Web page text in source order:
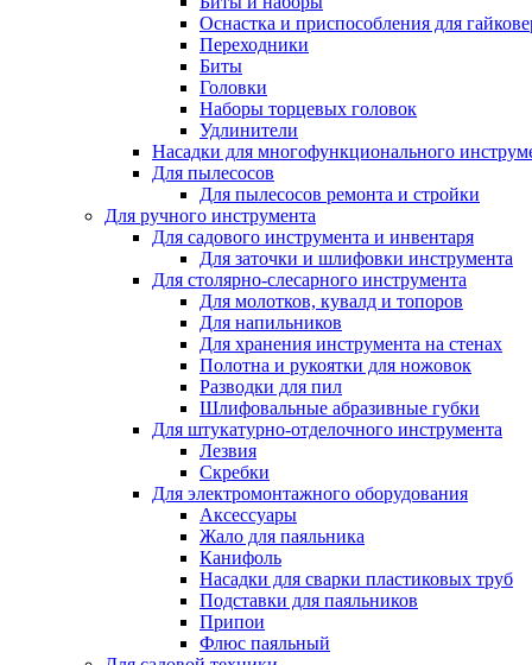
Оснастка и приспособления для
Переходники
Биты
Головки
Наборы торцевых головок
Удлинители
Насадки для многофункционального
Для пылесосов
Для пылесосов ремонта и стройки
Для ручного инструмента
Для садового инструмента и инвентаря
Для заточки и шлифовки инструмента
Для столярно-слесарного инструмента
Для молотков, кувалд и топоров
Для напильников
Для хранения инструмента на стенах
Полотна и рукоятки для ножовок
Разводки для пил
Шлифовальные абразивные губки
Для штукатурно-отделочного инструмента
Лезвия
Скребки
Для электромонтажного оборудования
Аксессуары
Жало для паяльника
Канифоль
Насадки для сварки пластиковых труб
Подставки для паяльников
Припои
Флюс паяльный